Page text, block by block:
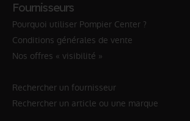
Fournisseurs
Pourquoi utiliser Pompier Center ?
Conditions générales de vente
Nos offres « visibilité »
Rechercher un fournisseur
Rechercher un article ou une marque